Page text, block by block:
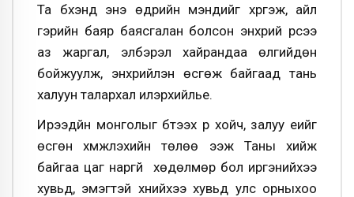
Та бүхэнд энэ өдрийн мэндийг хүргэж, айл
гэрийн баяр баясгалан болсон энхрий үрсээ
аз жаргал, элбэрэл хайрандаа өлгийдөн
бойжуулж, энхрийлэн өсгөж байгаад тань
халуун талархал илэрхийлье.
Ирээдүйн монголыг бүтээх үр хойч, залуу үеийг
өсгөн хүмүүжүүлэхийн төлөө ээж Таны хийж
байгаа цаг наргүй хөдөлмөр бол иргэнийхээ
хувьд, эмэгтэй хүнийхээ хувьд улс орныхоо